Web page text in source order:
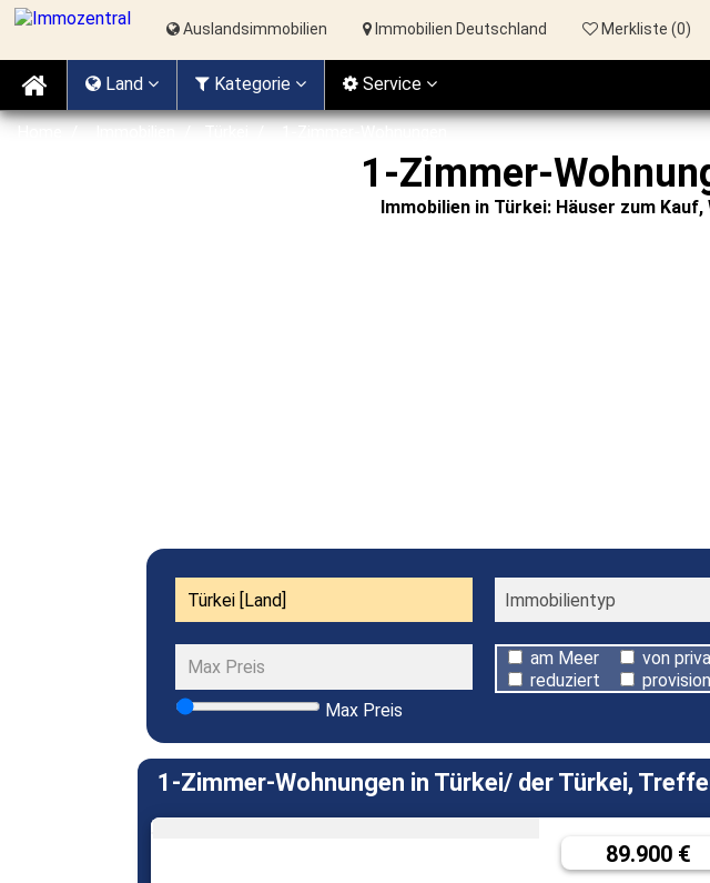
1-Zimmer-
Immobilien in Türkei: Häuser zum
Max Preis
am Meer
reduziert
von
Auslandsimmobilien Immobilien Deutschland Merkliste (0)
Land Kategorie Service
1-Zimmer-Wohnungen in Türkei/ der Türkei,
89.900 €